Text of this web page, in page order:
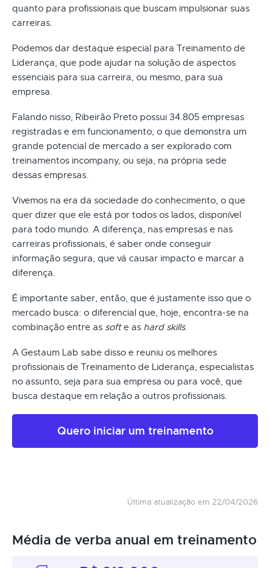
quanto para profissionais que buscam impulsionar suas
carreiras.
Podemos dar destaque especial para Treinamento de
Liderança, que pode ajudar na solução de aspectos
essenciais para sua carreira, ou mesmo, para sua
empresa.
Falando nisso, Ribeirão Preto possui 34.805 empresas
registradas e em funcionamento, o que demonstra um
grande potencial de mercado a ser explorado com
treinamentos incompany, ou seja, na própria sede
dessas empresas.
Vivemos na era da sociedade do conhecimento, o que
quer dizer que ele está por todos os lados, disponível
para todo mundo. A diferença, nas empresas e nas
carreiras profissionais, é saber onde conseguir
informação segura, que vá causar impacto e marcar a
diferença.
É importante saber, então, que é justamente isso que o
mercado busca: o diferencial que, hoje, encontra-se na
combinação entre as softe as hard skills.
A Gestaum Lab sabe disso e reuniu os melhores
profissionais de Treinamento de Liderança, especialistas
no assunto, seja para sua empresa ou para você, que
busca destaque em relação a outros profissionais.
Quero iniciar um treinamento
Última atualização em 22/04/2026
Média de verba anual em treinamento